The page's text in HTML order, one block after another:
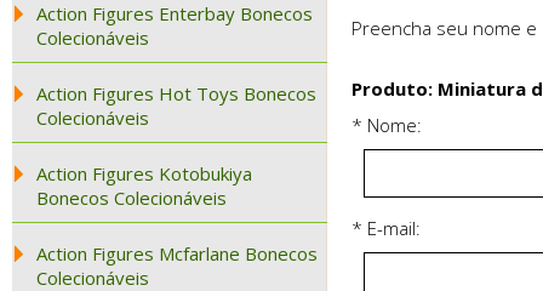
Action Figures Enterbay Bonecos
Colecionáveis
Action Figures Hot Toys Bonecos
Colecionáveis
Action Figures Kotobukiya
Bonecos Colecionáveis
Action Figures Mcfarlane Bonecos
Colecionáveis
Preencha seu nome
Produto: Miniatura
* Nome:
* E-mail: